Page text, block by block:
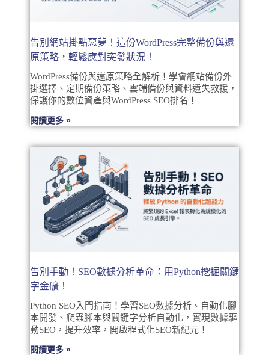
告別網站掛點惡夢！這份WordPress完整備份與還
原策略，輕鬆應對突發狀況！
WordPress備份與還原策略全解析！學會網站備份外
掛選擇、定期備份策略、雲端備份與資料遺失救援，
保護你的數位資產與WordPress SEO排名！
閱讀更多 »
告別手動！SEO數據分析革命：用Python挖掘關鍵
字金礦！
Python SEO入門指南！學習SEO數據分析、自動化腳
本開發、爬蟲腳本與關鍵字分析自動化，實現數據驅
動SEO，提升效率，開啟程式化SEO新紀元！
閱讀更多 »